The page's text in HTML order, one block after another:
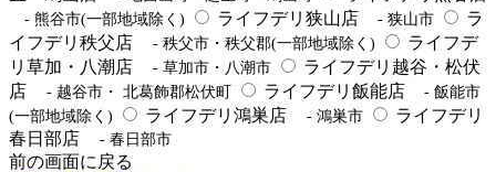
- 熊谷市(一部地域除く) ライフデリ狭山店 - 狭山市
ラ
イフデリ秩父店
- 秩父市・秩父郡(一部地域除く)
ライフデ
リ草加・八潮店
- 草加市・八潮市
ライフデリ越谷・松伏
店
- 越谷市・ 北葛飾郡松伏町 ライフデリ飯能店
- 飯能市
(一部地域除く)
ライフデリ鴻巣店 - 鴻巣市
ライフデリ
春日部店
- 春日部市
前の画面に戻る